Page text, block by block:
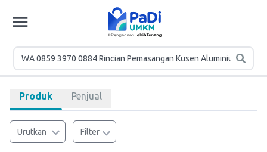
Produk Penjual
Urutkan Filter